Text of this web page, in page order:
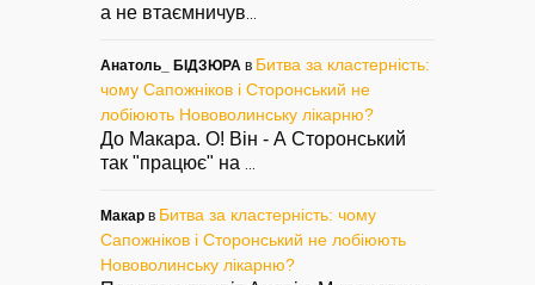
а не втаємничув
Анатоль_ БІДЗЮРА в Битва за кластерність:
чому Сапожніков і Сторонський не
лобіюють Нововолинську лікарню?
До Макара. О! Він - А Сторонський
так "працює" на
Макар в Битва за кластерність: чому
Сапожніков і Сторонський не лобіюють
Нововолинську лікарню?